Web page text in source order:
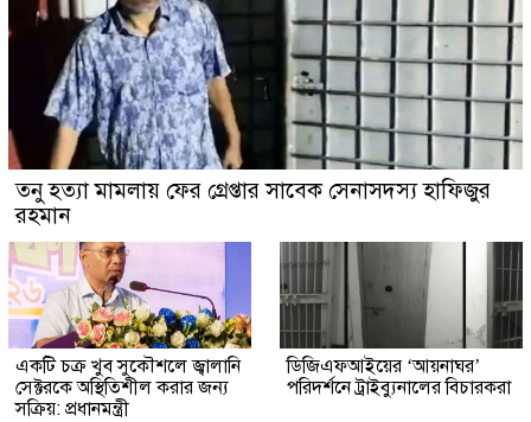
তনু হত্যা মামলায় ফের গ্রেপ্তার সাবেক সেনাসদস্য হাফিজুর
রহমান
একটি চক্র খুব সুকৌশলে জ্বালানি
সেক্টরকে অস্থিতিশীল করার জন্য
সক্রিয়: প্রধানমন্ত্রী
ডিজিএফআইয়ের ‘আয়নাঘর’
পরিদর্শনে ট্রাইব্যুনালের বিচারকরা